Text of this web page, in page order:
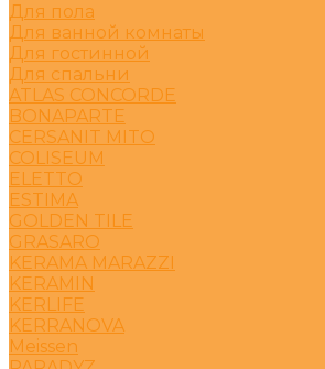
Для пола
Для ванной комнаты
Для гостинной
Для спальни
ATLAS CONCORDE
BONAPARTE
CERSANIT MITO
COLISEUM
ELETTO
ESTIMA
GOLDEN TILE
GRASARO
KERAMA MARAZZI
KERAMIN
KERLIFE
KERRANOVA
Meissen